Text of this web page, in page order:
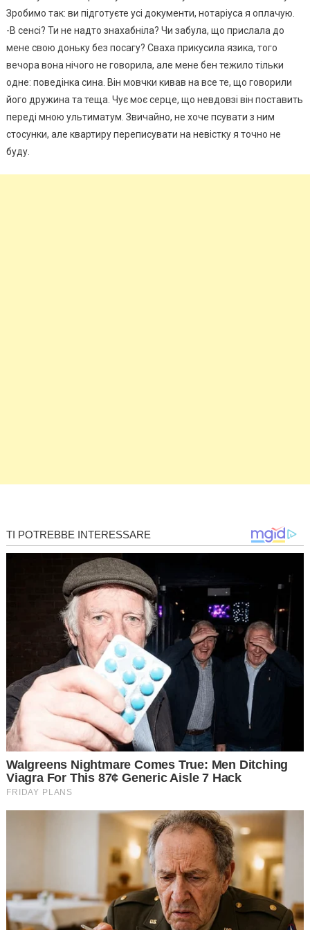
Зробимо так: ви підготуєте усі документи, нотаріуса я оплачую.
-В сенсі? Ти не надто знахабніла? Чи забула, що прислала до
мене свою доньку без посагу? Сваха прикусила язика, того
вечора вона нічого не говорила, але мене бен тежило тільки
одне: поведінка сина. Він мовчки кивав на все те, що говорили
його дружина та теща. Чує моє серце, що невдовзі він поставить
переді мною ультиматум. Звичайно, не хоче псувати з ним
стосунки, але квартиру переписувати на невістку я точно не
буду.